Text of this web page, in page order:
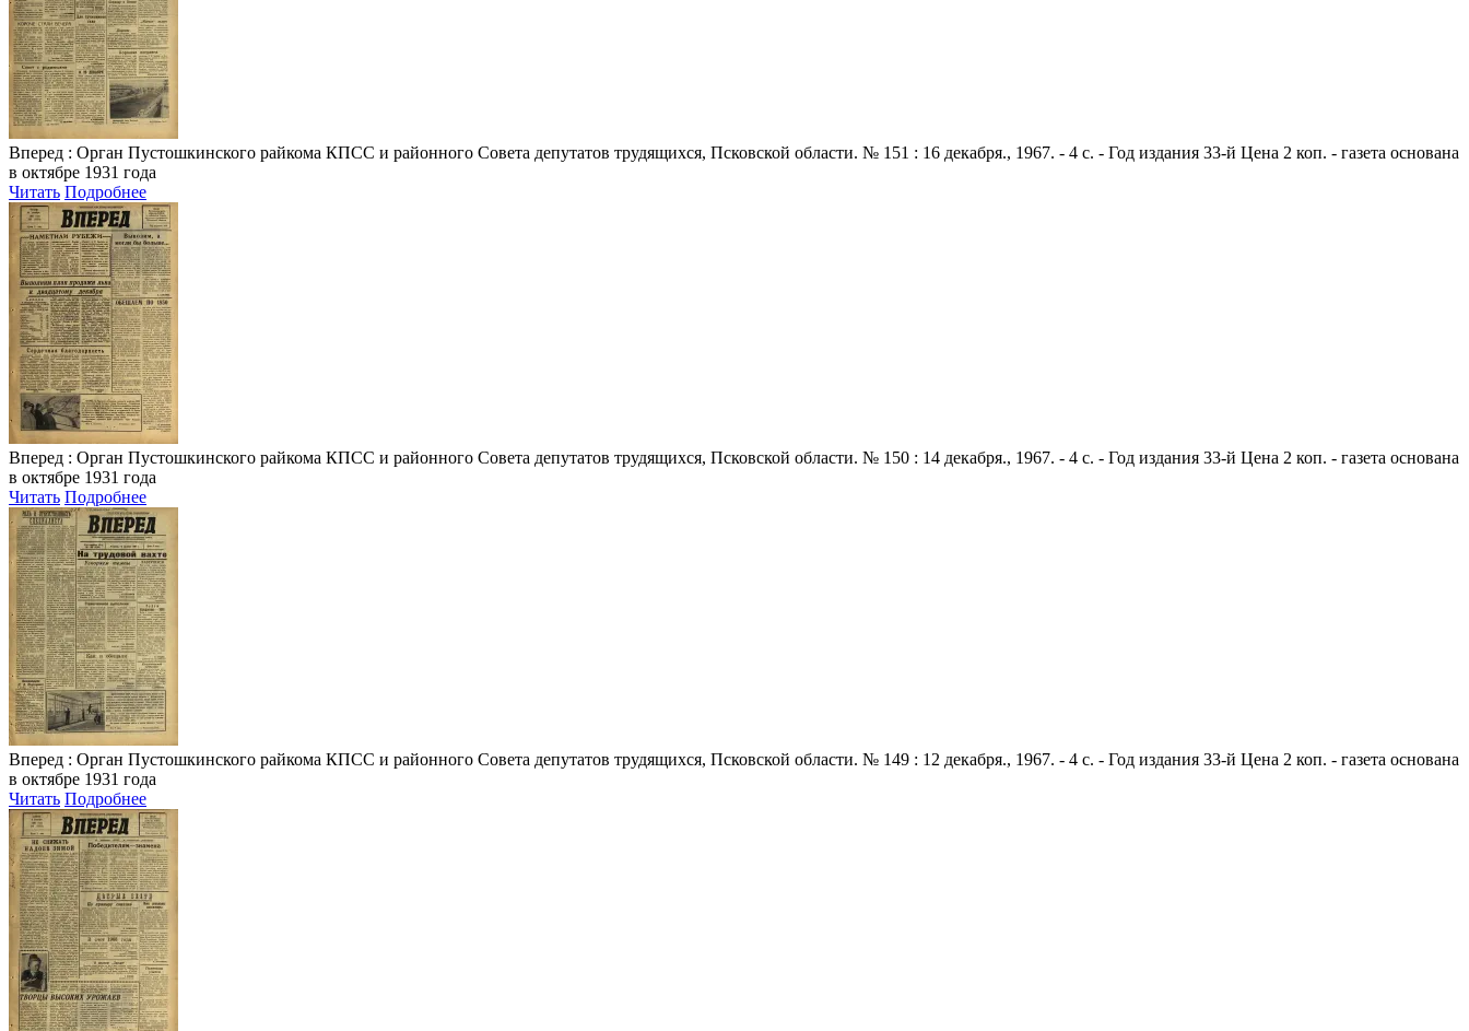
Вперед : Орган Пустошкинского райкома КПСС и районного Совета депутатов трудящихся, Псковской области. № 151 : 16 декабря., 1967. - 4 с. - Год издания 33-й Цена 2 коп. - газета основана
в октябре 1931 года
Читать Подробнее
Вперед : Орган Пустошкинского райкома КПСС и районного Совета депутатов трудящихся, Псковской области. № 150 : 14 декабря., 1967. - 4 с. - Год издания 33-й Цена 2 коп. - газета основана
в октябре 1931 года
Читать Подробнее
Вперед : Орган Пустошкинского райкома КПСС и районного Совета депутатов трудящихся, Псковской области. № 149 : 12 декабря., 1967. - 4 с. - Год издания 33-й Цена 2 коп. - газета основана
в октябре 1931 года
Читать Подробнее